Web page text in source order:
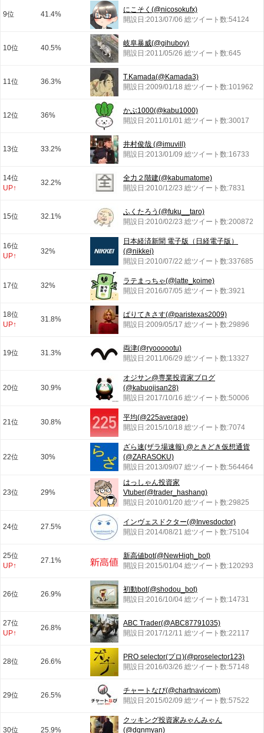
9位 41.4%
にこそく(@nicosokufx)
開設日:2013/07/06 総ツイート数:54124
10位 40.5%
岐阜暴威(@gihuboy)
開設日:2011/05/26 総ツイート数:645
11位 36.3%
T.Kamada(@Kamada3)
開設日:2009/01/18 総ツイート数:101962
12位 36%
かぶ1000(@kabu1000)
開設日:2011/01/01 総ツイート数:30017
13位 33.2%
井村俊哉 (@imuvill)
開設日:2013/01/09 総ツイート数:16733
14位
UP↑
32.2%
全力２階建(@kabumatome)
開設日:2010/12/23 総ツイート数:7831
15位 32.1%
ふくたろう(@fuku__taro)
開設日:2010/02/23 総ツイート数:200872
16位
UP↑
32%
日本経済新聞 電子版（日経電子版）
(@nikkei)
開設日:2010/07/22 総ツイート数:337685
17位 32%
ラテまっちゃ(@latte_koime)
開設日:2016/07/05 総ツイート数:3921
18位
UP↑
31.8%
ぱりてきさす(@paristexas2009)
開設日:2009/05/17 総ツイート数:29896
19位 31.3%
両津(@ryoooootu)
開設日:2011/06/29 総ツイート数:13327
20位 30.9%
オジサン@専業投資家ブログ
(@kabuojisan28)
開設日:2017/10/16 総ツイート数:50006
21位 30.8%
平均(@225average)
開設日:2015/10/18 総ツイート数:7074
22位 30%
ざら速(ザラ場速報) @ときどき仮想通貨
(@ZARASOKU)
開設日:2013/09/07 総ツイート数:564464
23位 29%
はっしゃん投資家
Vtuber(@trader_hashang)
開設日:2010/01/20 総ツイート数:29825
24位 27.5%
インヴェスドクター(@Invesdoctor)
開設日:2014/08/21 総ツイート数:75104
25位
UP↑
27.1%
新高値bot(@NewHigh_bot)
開設日:2015/01/04 総ツイート数:120293
26位 26.9%
初動bot(@shodou_bot)
開設日:2016/10/04 総ツイート数:14731
27位
UP↑
26.8%
ABC Trader(@ABC87791035)
開設日:2017/12/11 総ツイート数:22117
28位 26.6%
PRO selector(プロ)(@proselector123)
開設日:2016/03/26 総ツイート数:57148
29位 26.5%
チャートなび(@chartnavicom)
開設日:2015/02/09 総ツイート数:57522
30位 25.9%
クッキング投資家みゃんみゃん
(@dqnmyan)